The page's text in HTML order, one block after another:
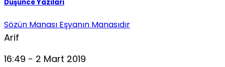
Düşünce Yazıları
Sözün Manası Eşyanın Manasıdır
Arif
16:49 - 2 Mart 2019